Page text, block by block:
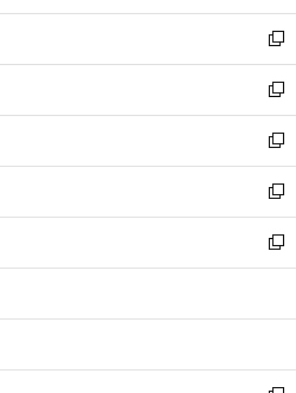
開
く
ウ
で
開
く
ン
ド
ウ
で
開
く
ウ
ィ
ン
ド
ウ
で
開
く
し
い
ウ
ィ
ン
ド
ウ
で
開
く
新
し
い
ウ
ィ
ン
ド
ウ
で
開
新
し
い
ウ
ィ
ン
ド
ウ
開
新
し
い
ウ
ィ
ン
ウ
開
新
し
い
ウ
ン
ウ
新
し
ウ
ン